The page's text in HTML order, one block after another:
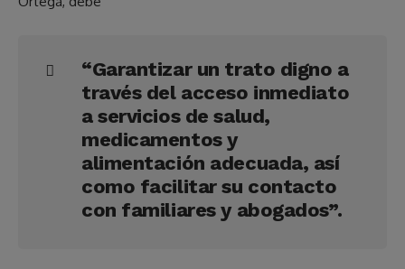
“Garantizar un trato digno a
través del acceso inmediato
a servicios de salud,
medicamentos y
alimentación adecuada, así
como facilitar su contacto
con familiares y abogados”.